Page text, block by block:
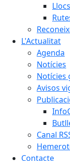
L'Actualitat
Agenda
Notícies
Notícies
Avisos
Canal
Contacte